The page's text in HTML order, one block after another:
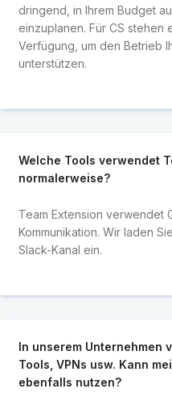
dringend, in Ihrem Budget
einzuplanen. Für CS stehen
Verfügung, um den Betrieb
unterstützen.
Welche Tools verwendet
normalerweise?
Team Extension verwendet
Kommunikation. Wir laden
Slack-Kanal ein.
In unserem Unternehmen
Tools, VPNs usw. Kann
ebenfalls nutzen?